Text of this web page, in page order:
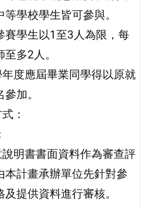
等學校學生皆可參與。
賽學生以1至3人為限，每
多2人。
年度應屆畢業同學得以原就
加。
：
明書書面資料作為審查評
本計畫承辦單位先針對參
提供資料進行審核。